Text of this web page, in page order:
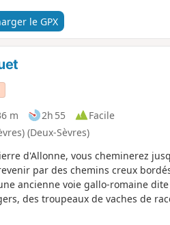
le GPX
m 2h 55
Facile
(Deux-Sèvres)
d'Allonne, vous cheminerez
par des chemins creux
ancienne voie gallo-romaine dite
des troupeaux de vaches de